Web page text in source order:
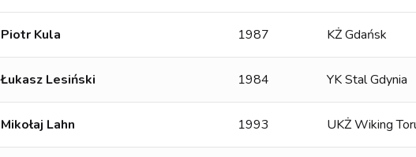
Piotr Kula 1987 KŻ Gdańsk
Łukasz Lesiński 1984 YK Stal Gdynia
Mikołaj Lahn 1993 UKŻ Wiking